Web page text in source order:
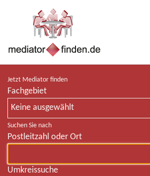
Jetzt Mediator finden
Fachgebiet
Keine ausgewählt
Suchen Sie nach
Postleitzahl oder Ort
Umkreissuche